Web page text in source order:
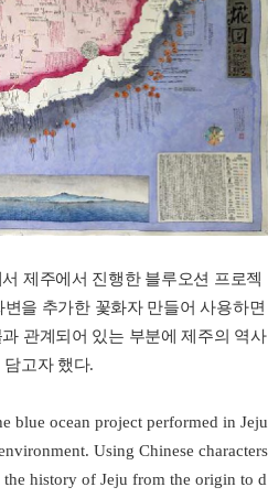
제주에서 진행한 블루오션 프로젝
변을 추가한 꽃화자 만들어 사용하면
관계되어 있는 부분에 제주의 역사
담고자 했다.
blue ocean project performed in Jeju
Using Chinese characters
history of Jeju from the origin to d